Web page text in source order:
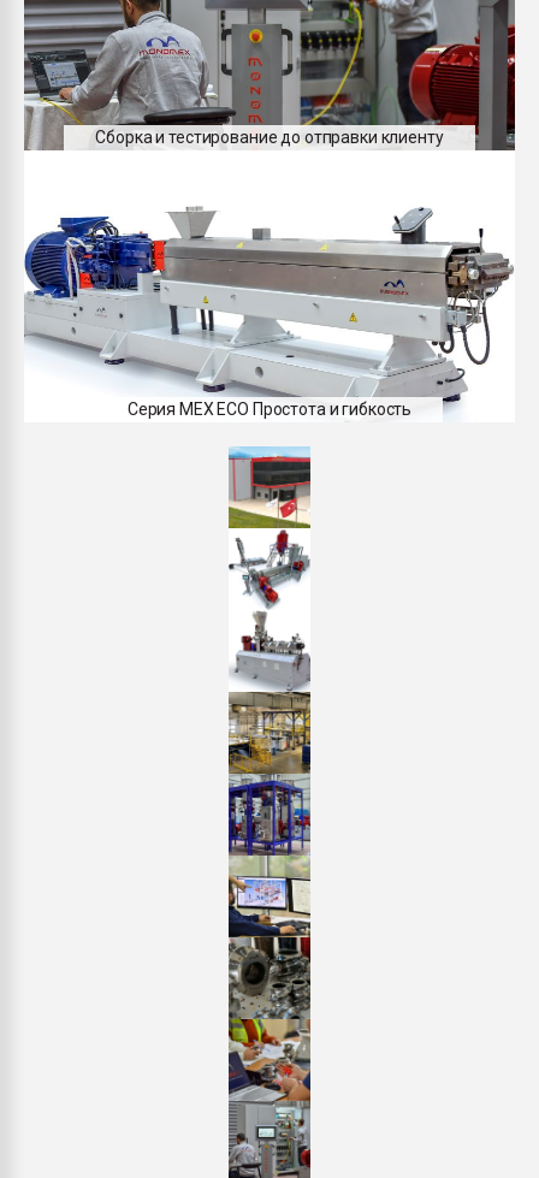
Сборка и тестирование до отправки клиенту
Серия MEX ECO Простота и гибкость